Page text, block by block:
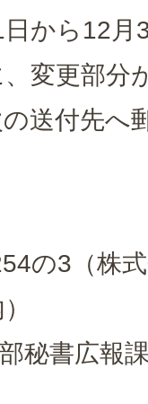
から12月
、変更部分
送付先へ
の3（株
秘書広報